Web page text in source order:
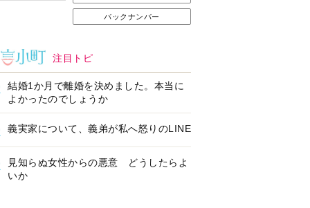
バックナンバー
注目トピ
結婚1か月で離婚を決めました。本当に
よかったのでしょうか
義実家について、義弟が私へ怒りのLINE
見知らぬ女性からの悪意 どうしたらよ
いか